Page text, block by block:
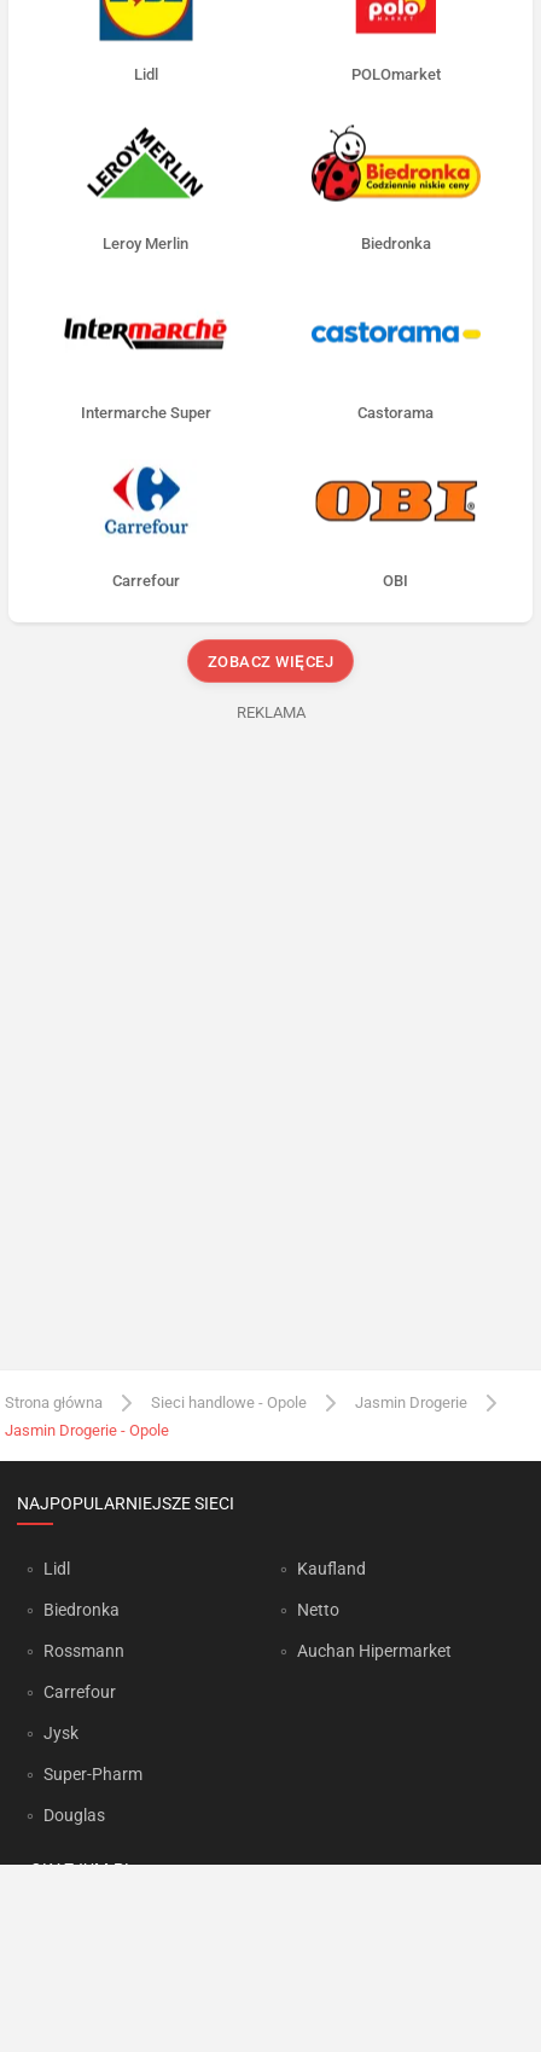
Lidl POLOmarket
Leroy Merlin Biedronka
Intermarche Super Castorama
Carrefour OBI
ZOBACZ WIĘCEJ
REKLAMA
Strona główna Sieci handlowe - Opole
Jasmin Drogerie
Jasmin Drogerie - Opole
NAJPOPULARNIEJSZE SIECI
Lidl
Biedronka
Rossmann
Carrefour
Jysk
Super-Pharm
Douglas
Kaufland
Netto
Auchan Hipermarket
OKAZJUM.PL